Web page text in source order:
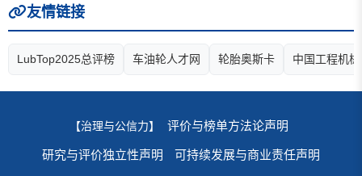
友情链接
LubTop2025总评榜 车油轮人才网 轮胎奥斯卡 中国工程机
【治理与公信力】 评价与榜单方法论声明
研究与评价独立性声明 可持续发展与商业责任声明